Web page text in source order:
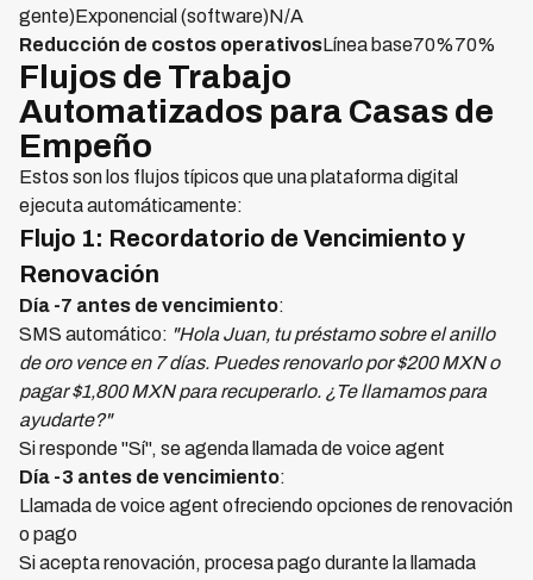
gente)Exponencial (software)N/A
Reducción de costos operativosLínea base70%70%
Flujos de Trabajo
Automatizados para Casas de
Empeño
Estos son los flujos típicos que una plataforma digital
ejecuta automáticamente:
Flujo 1: Recordatorio de Vencimiento y
Renovación
Día -7 antes de vencimiento:
SMS automático: "Hola Juan, tu préstamo sobre el anillo
de oro vence en 7 días. Puedes renovarlo por $200 MXN o
pagar $1,800 MXN para recuperarlo. ¿Te llamamos para
ayudarte?"
Si responde "Sí", se agenda llamada de voice agent
Día -3 antes de vencimiento:
Llamada de voice agent ofreciendo opciones de renovación
o pago
Si acepta renovación, procesa pago durante la llamada